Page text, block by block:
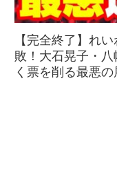
【完全終了】れ
敗！大石晃子・
く票を削る最悪の